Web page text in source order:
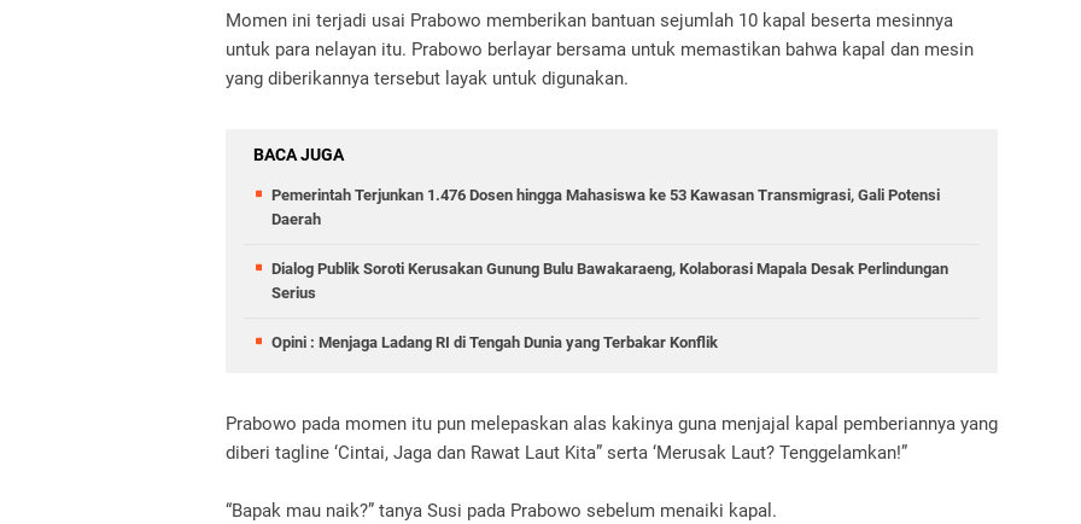
Momen ini terjadi usai Prabowo memberikan bantuan sejumlah 10 kapal beserta mesinnya
untuk para nelayan itu. Prabowo berlayar bersama untuk memastikan bahwa kapal dan mesin
yang diberikannya tersebut layak untuk digunakan.
BACA JUGA
Pemerintah Terjunkan 1.476 Dosen hingga Mahasiswa ke 53 Kawasan Transmigrasi, Gali Potensi
Daerah
Dialog Publik Soroti Kerusakan Gunung Bulu Bawakaraeng, Kolaborasi Mapala Desak Perlindungan
Serius
Opini : Menjaga Ladang RI di Tengah Dunia yang Terbakar Konflik
Prabowo pada momen itu pun melepaskan alas kakinya guna menjajal kapal pemberiannya yang
diberi tagline ‘Cintai, Jaga dan Rawat Laut Kita” serta ‘Merusak Laut? Tenggelamkan!”
“Bapak mau naik?” tanya Susi pada Prabowo sebelum menaiki kapal.